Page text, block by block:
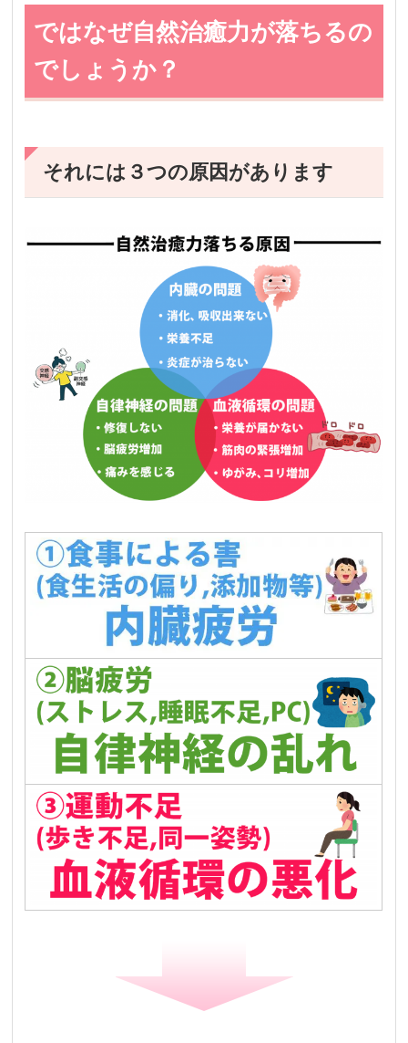
ではなぜ自然治癒力が落ちるの
でしょうか？
それには３つの原因があります